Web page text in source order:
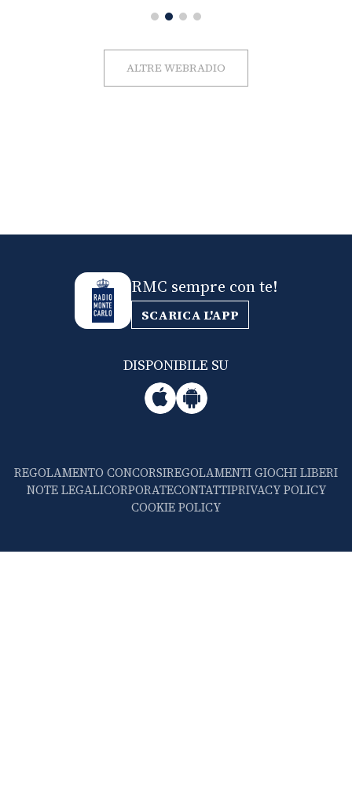
ALTRE WEBRADIO
RMC sempre con te!
SCARICA L'APP
DISPONIBILE SU
REGOLAMENTO CONCORSIREGOLAMENTI GIOCHI LIBERI
NOTE LEGALICORPORATECONTATTIPRIVACY POLICY
COOKIE POLICY